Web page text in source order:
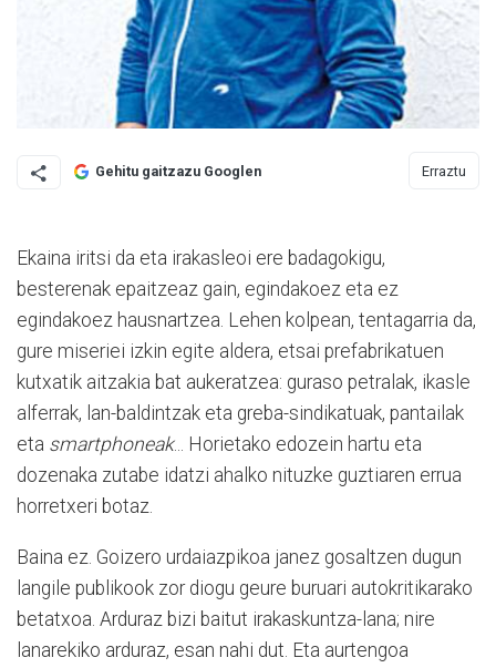
Gehitu gaitzazu Googlen Erraztu
Ekaina iritsi da eta irakasleoi ere badagokigu,
besterenak epaitzeaz gain, egindakoez eta ez
egindakoez hausnartzea. Lehen kolpean, tentagarria da,
gure miseriei izkin egite aldera, etsai prefabrikatuen
kutxatik aitzakia bat aukeratzea: guraso petralak, ikasle
alferrak, lan-baldintzak eta greba-sindikatuak, pantailak
eta smartphoneak... Horietako edozein hartu eta
dozenaka zutabe idatzi ahalko nituzke guztiaren errua
horretxeri botaz.
Baina ez. Goizero urdaiazpikoa janez gosaltzen dugun
langile publikook zor diogu geure buruari autokritikarako
betatxoa. Arduraz bizi baitut irakaskuntza-lana; nire
lanarekiko arduraz, esan nahi dut. Eta aurtengoa